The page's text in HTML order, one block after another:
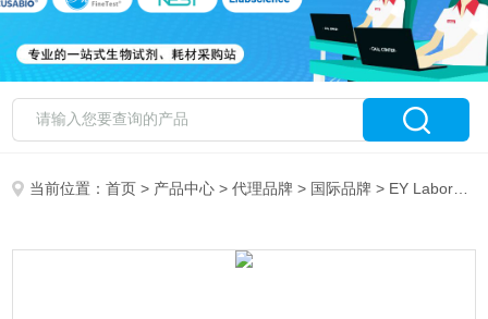
当前位置：首页 > 产品中心 >代理品牌 > 国际品牌 > EY Laboratories 特约代理